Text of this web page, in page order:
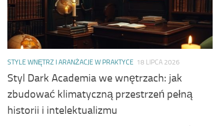
STYLE WNĘTRZ I ARANŻACJE W PRAKTYCE 18 LIPCA 2026
Styl Dark Academia we wnętrzach: jak
zbudować klimatyczną przestrzeń pełną
historii i intelektualizmu